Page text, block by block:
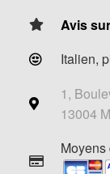
Avis
Italien,
1,
13004
Moyens